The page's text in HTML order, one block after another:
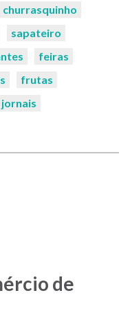
churrasquinho
sapateiro
feiras
frutas
jornais
de